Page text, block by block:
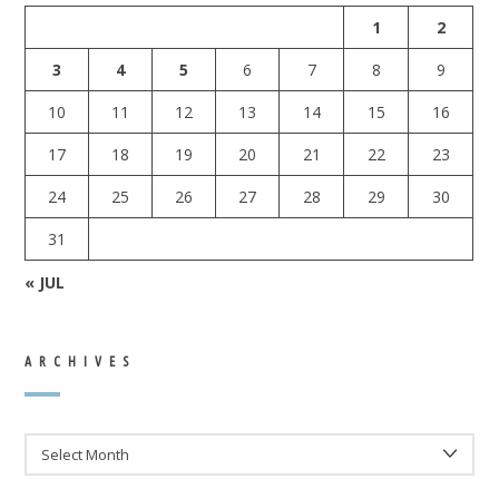
1
2
3
4 5 6 7 8
9
10
11 12 13 14 15
16
17
18 19 20 21 22
23
24
25 26 27 28 29
30
31
« JUL
ARCHIVES